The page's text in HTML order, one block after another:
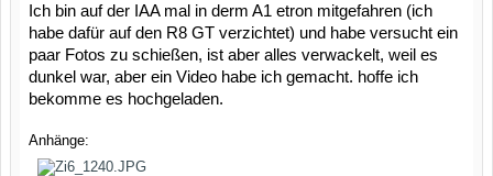
Ich bin auf der IAA mal in derm A1 etron mitgefahren (ich
habe dafür auf den R8 GT verzichtet) und habe versucht ein
paar Fotos zu schießen, ist aber alles verwackelt, weil es
dunkel war, aber ein Video habe ich gemacht. hoffe ich
bekomme es hochgeladen.
Anhänge: